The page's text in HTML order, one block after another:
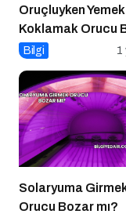
Oruçluyken Yemek
Koklamak Orucu
mı?
Bilgi 1
Solaryuma
Orucu Bozar mı?